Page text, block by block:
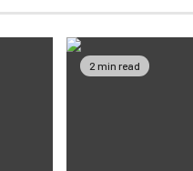
2 min read